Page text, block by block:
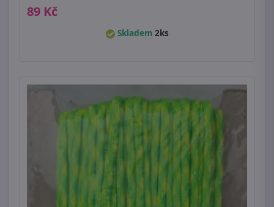
89 Kč
Skladem 2ks